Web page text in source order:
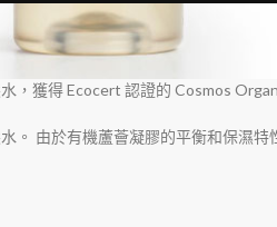
，獲得 Ecocert 認證的 Cosmos
。 由於有機蘆薈凝膠的平衡和保濕特